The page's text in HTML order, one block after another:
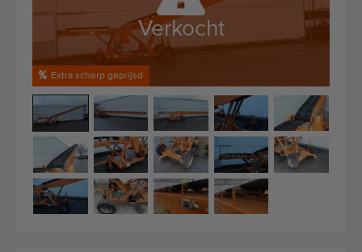
Sinds 1977
Extra scherp geprijsd
Verkocht